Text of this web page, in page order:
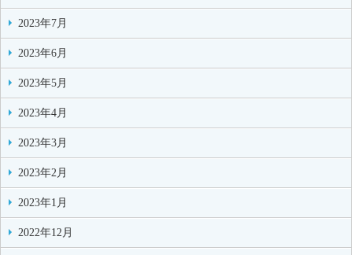
2023年7月
2023年6月
2023年5月
2023年4月
2023年3月
2023年2月
2023年1月
2022年12月